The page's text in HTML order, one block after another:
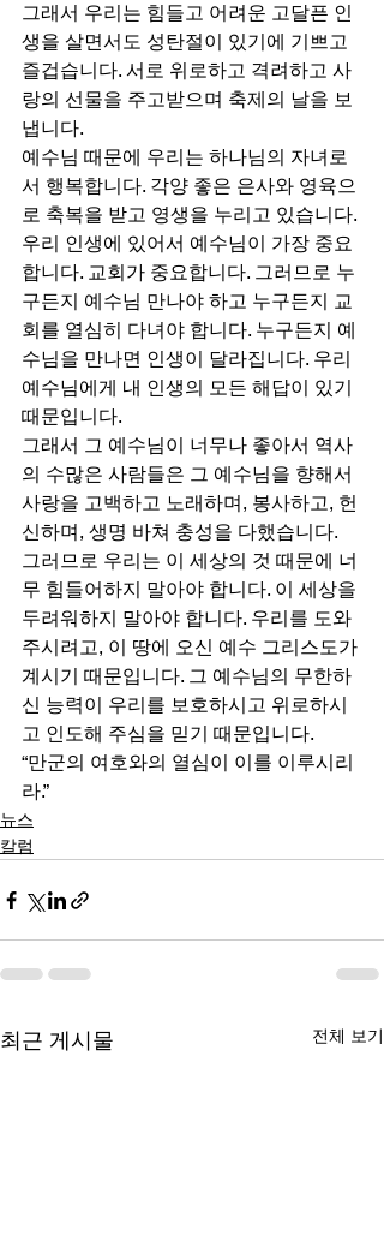
그래서 우리는 힘들고 어려운 고달픈 인
생을 살면서도 성탄절이 있기에 기쁘고
즐겁습니다. 서로 위로하고 격려하고 사
랑의 선물을 주고받으며 축제의 날을 보
냅니다.
예수님 때문에 우리는 하나님의 자녀로
서 행복합니다. 각양 좋은 은사와 영육으
로 축복을 받고 영생을 누리고 있습니다.
우리 인생에 있어서 예수님이 가장 중요
합니다. 교회가 중요합니다. 그러므로 누
구든지 예수님 만나야 하고 누구든지 교
회를 열심히 다녀야 합니다. 누구든지 예
수님을 만나면 인생이 달라집니다. 우리
예수님에게 내 인생의 모든 해답이 있기
때문입니다.
그래서 그 예수님이 너무나 좋아서 역사
의 수많은 사람들은 그 예수님을 향해서
사랑을 고백하고 노래하며, 봉사하고, 헌
신하며, 생명 바쳐 충성을 다했습니다.
그러므로 우리는 이 세상의 것 때문에 너
무 힘들어하지 말아야 합니다. 이 세상을
두려워하지 말아야 합니다. 우리를 도와
주시려고, 이 땅에 오신 예수 그리스도가
계시기 때문입니다. 그 예수님의 무한하
신 능력이 우리를 보호하시고 위로하시
고 인도해 주심을 믿기 때문입니다.
“만군의 여호와의 열심이 이를 이루시리
라.”
뉴스
칼럼
최근 게시물 전체 보기